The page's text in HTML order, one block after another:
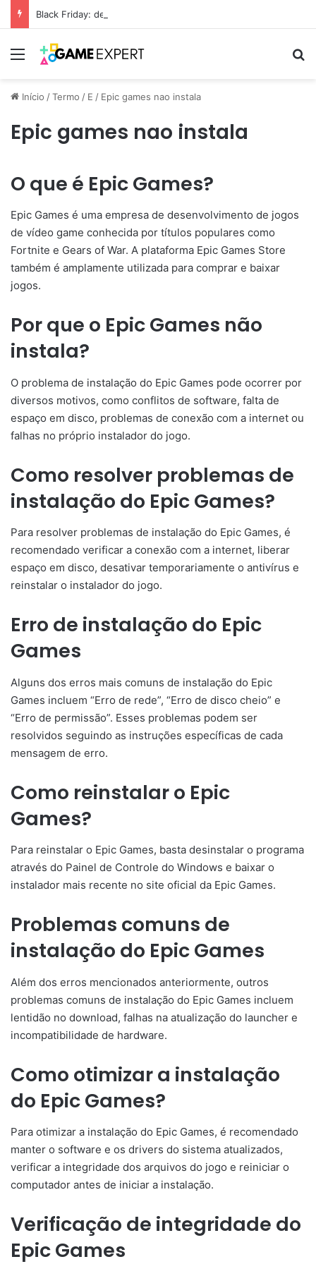
Black Friday: descontos incríveis em eletrônicos
Menu
Início /Termo / E / Epic games nao instala
Epic games nao instala
O que é Epic Games?
Epic Games é uma empresa de desenvolvimento de jogos
de vídeo game conhecida por títulos populares como
Fortnite e Gears of War. A plataforma Epic Games Store
também é amplamente utilizada para comprar e baixar
jogos.
Por que o Epic Games não
instala?
O problema de instalação do Epic Games pode ocorrer por
diversos motivos, como conflitos de software, falta de
espaço em disco, problemas de conexão com a internet ou
falhas no próprio instalador do jogo.
Como resolver problemas de
instalação do Epic Games?
Para resolver problemas de instalação do Epic Games, é
recomendado verificar a conexão com a internet, liberar
espaço em disco, desativar temporariamente o antivírus e
reinstalar o instalador do jogo.
Erro de instalação do Epic
Games
Alguns dos erros mais comuns de instalação do Epic
Games incluem “Erro de rede”, “Erro de disco cheio” e
“Erro de permissão”. Esses problemas podem ser
resolvidos seguindo as instruções específicas de cada
mensagem de erro.
Como reinstalar o Epic
Games?
Para reinstalar o Epic Games, basta desinstalar o programa
através do Painel de Controle do Windows e baixar o
instalador mais recente no site oficial da Epic Games.
Problemas comuns de
instalação do Epic Games
Além dos erros mencionados anteriormente, outros
problemas comuns de instalação do Epic Games incluem
lentidão no download, falhas na atualização do launcher e
incompatibilidade de hardware.
Como otimizar a instalação
do Epic Games?
Para otimizar a instalação do Epic Games, é recomendado
manter o software e os drivers do sistema atualizados,
verificar a integridade dos arquivos do jogo e reiniciar o
computador antes de iniciar a instalação.
Verificação de integridade do
Epic Games